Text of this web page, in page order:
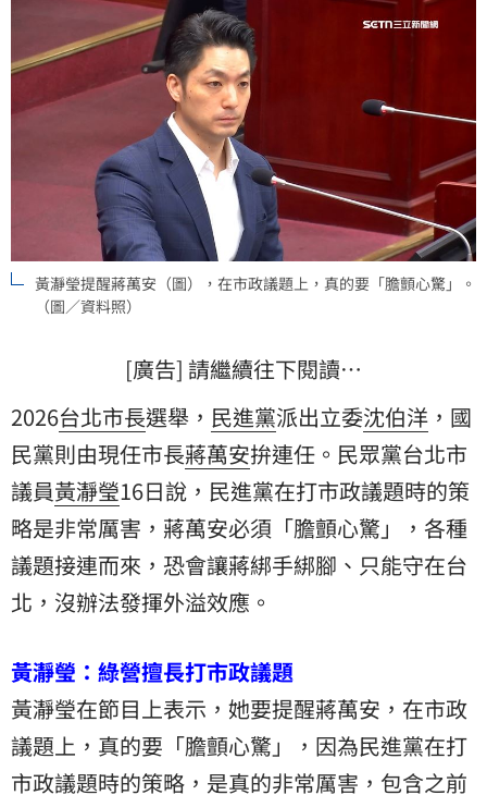
黃瀞瑩提醒蔣萬安（圖），在市政議題上，真的要「膽顫心驚」。
（圖／資料照）
[廣告] 請繼續往下閱讀…
2026台北市長選舉， 民進黨派出立委沈伯洋 ， 國
民黨則由現任市長蔣萬安拚連任。民眾黨台北市
議員黃瀞瑩16日說，民進黨在打市政議題時的策
略是非常厲害，蔣萬安必須「膽顫心驚」，各種
議題接連而來，恐會讓蔣綁手綁腳、只能守在台
北，沒辦法發揮外溢效應。
黃瀞瑩：綠營擅長打市政議題
黃瀞瑩在節目上表示，她要提醒蔣萬安，在市政
議題上，真的要「膽顫心驚」，因為民進黨在打
市政議題時的策略，是真的非常厲害，包含之前